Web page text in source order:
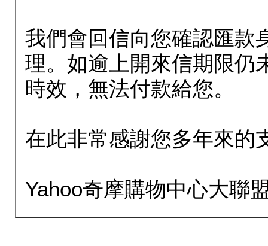
我們會回信向您確認匯款
理。如逾上開來信期限仍
時效，無法付款給您。
在此非常感謝您多年來的
Yahoo奇摩購物中心大